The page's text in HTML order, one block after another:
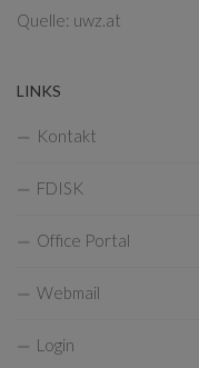
Quelle: uwz.at
LINKS
Kontakt
FDISK
Office Portal
Webmail
Login